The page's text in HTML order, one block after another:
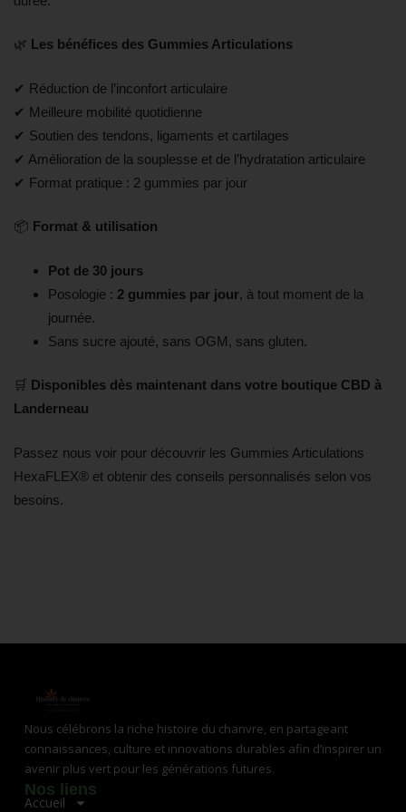
🌿 Les bénéfices des Gummies Articulations
✔ Réduction de l’inconfort articulaire
✔ Meilleure mobilité quotidienne
✔ Soutien des tendons, ligaments et cartilages
✔ Amélioration de la souplesse et de l’hydratation articulaire
✔ Format pratique : 2 gummies par jour
📦 Format & utilisation
Pot de 30 jours
Posologie : 2 gummies par jour, à tout moment de la
journée.
Sans sucre ajouté, sans OGM, sans gluten.
🛒 Disponibles dès maintenant dans votre boutique CBD à
Landerneau
Passez nous voir pour découvrir les Gummies Articulations
HexaFLEX® et obtenir des conseils personnalisés selon vos
besoins.
Nous célébrons la riche histoire du chanvre, en partageant
connaissances, culture et innovations durables afin d’inspirer un
avenir plus vert pour les générations futures.
Nos liens
Accueil